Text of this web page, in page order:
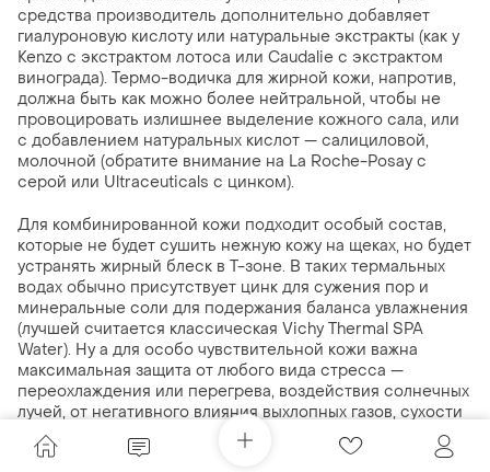
средства производитель дополнительно добавляет
гиалуроновую кислоту или натуральные экстракты (как у
Kenzo с экстрактом лотоса или Caudalie с экстрактом
винограда). Термо-водичка для жирной кожи, напротив,
должна быть как можно более нейтральной, чтобы не
провоцировать излишнее выделение кожного сала, или
с добавлением натуральных кислот — салициловой,
молочной (обратите внимание на La Roche-Posay с
серой или Ultraceuticals с цинком).
Для комбинированной кожи подходит особый состав,
которые не будет сушить нежную кожу на щеках, но будет
устранять жирный блеск в Т-зоне. В таких термальных
водах обычно присутствует цинк для сужения пор и
минеральные соли для подержания баланса увлажнения
(лучшей считается классическая Vichy Thermal SPA
Water). Ну а для особо чувствительной кожи важна
максимальная защита от любого вида стресса —
переохлаждения или перегрева, воздействия солнечных
лучей, от негативного влияния выхлопных газов, сухости
воздуха и т.п. В таких средствах будут присутствовать
противовоспалительные компоненты и природные